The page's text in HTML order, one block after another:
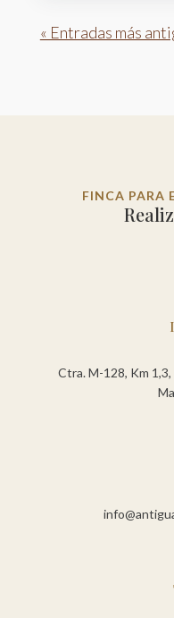
« Entradas más
FINCA PARA
Ctra. M-128, Km